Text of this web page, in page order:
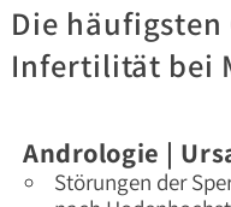
NAVIGATION
ÜBERSPRINGEN
KREBSVORSORGE
ANDROLOGIE
VASEKTOMIE
KINDERUROLOGIE
MEDIKAMENTÖSE
TUMORTHERAPIE
AMBULANTE
OPERATIONEN
STATIONÄRE
OPERATIONEN
SPEZIELLE
LABORLEISTUNGEN
INFERTILITÄT
/
PALLIATIVMEDIZIN
STÖRUNGEN
DER
ZWEITMEINUNG
Die
Infertilität bei
Andrologie |
Störungen der